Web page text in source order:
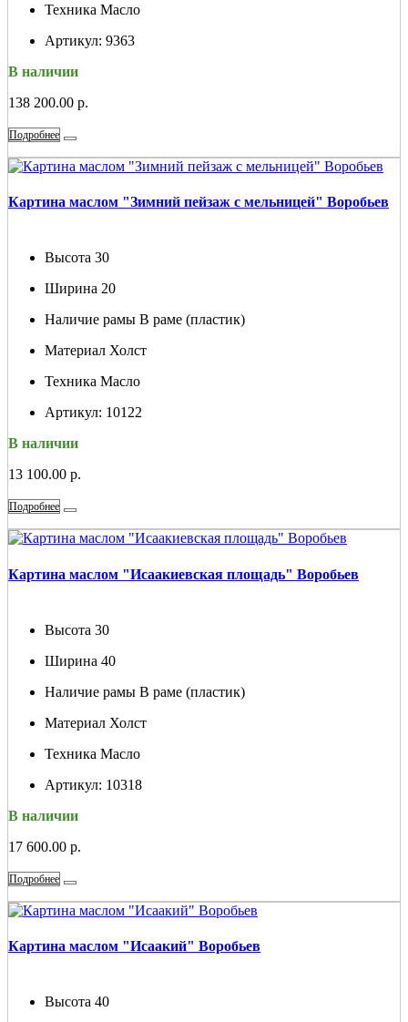
Техника Масло
Артикул: 9363
В наличии
138 200.00 р.
Подробнее
Картина маслом "Зимний пейзаж с мельницей" Воробьев
Высота 30
Ширина 20
Наличие рамы В раме (пластик)
Материал Холст
Техника Масло
Артикул: 10122
В наличии
13 100.00 р.
Подробнее
Картина маслом "Исаакиевская площадь" Воробьев
Высота 30
Ширина 40
Наличие рамы В раме (пластик)
Материал Холст
Техника Масло
Артикул: 10318
В наличии
17 600.00 р.
Подробнее
Картина маслом "Исаакий" Воробьев
Высота 40